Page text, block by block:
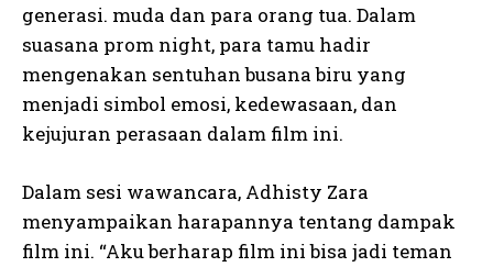
generasi. muda dan para orang tua. Dalam
suasana prom night, para tamu hadir
mengenakan sentuhan busana biru yang
menjadi simbol emosi, kedewasaan, dan
kejujuran perasaan dalam film ini.
Dalam sesi wawancara, Adhisty Zara
menyampaikan harapannya tentang dampak
film ini. “Aku berharap film ini bisa jadi teman